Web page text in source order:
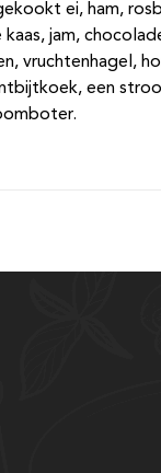
ei, ham,
kaas, jam,
vruchtenhagel,
een